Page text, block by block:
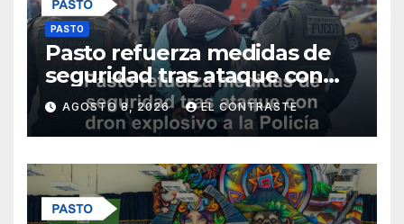
PASTO
Pasto refuerza medidas de
seguridad tras ataque con
dron explosivo a la Policía
Metropolitana
AGOSTO 8, 2026 EL CONTRASTE